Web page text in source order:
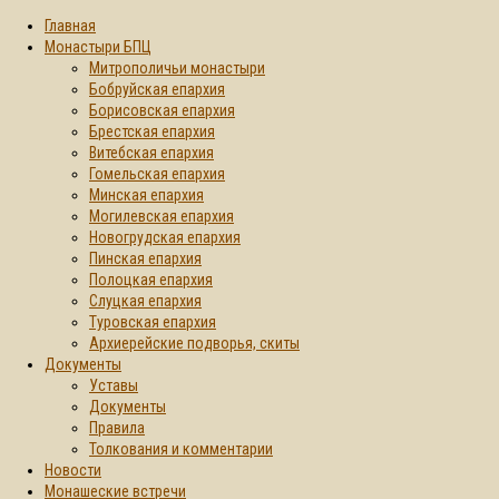
Главная
Монастыри БПЦ
Митрополичьи монастыри
Бобруйская епархия
Борисовская епархия
Брестская епархия
Витебская епархия
Гомельская епархия
Минская епархия
Могилевская епархия
Новогрудская епархия
Пинская епархия
Полоцкая епархия
Слуцкая епархия
Туровская епархия
Архиерейские подворья, скиты
Документы
Уставы
Документы
Правила
Толкования и комментарии
Новости
Монашеские встречи